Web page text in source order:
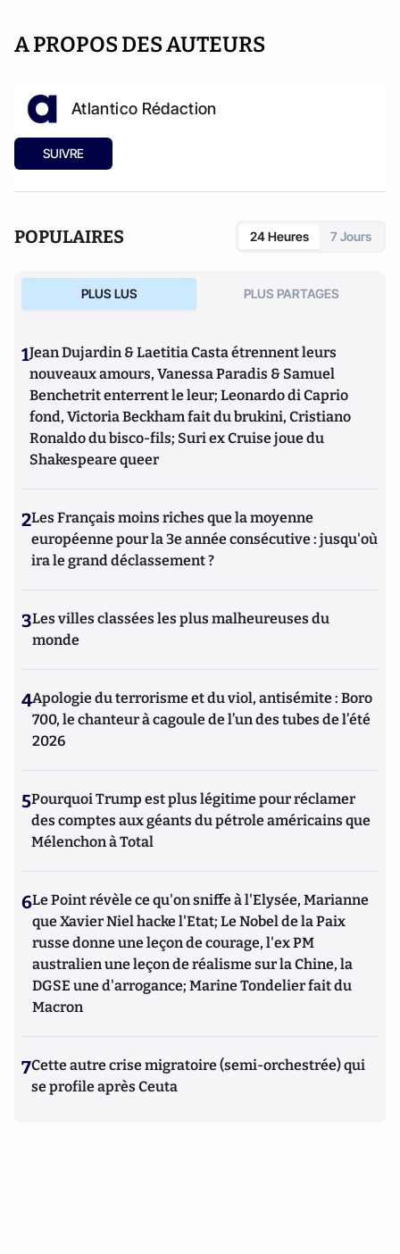
A PROPOS DES AUTEURS
Atlantico Rédaction
SUIVRE
POPULAIRES 24 Heures 7 Jours
PLUS LUS PLUS PARTAGES
1Jean Dujardin & Laetitia Casta étrennent leurs
nouveaux amours, Vanessa Paradis & Samuel
Benchetrit enterrent le leur; Leonardo di Caprio
fond, Victoria Beckham fait du brukini, Cristiano
Ronaldo du bisco-fils; Suri ex Cruise joue du
Shakespeare queer
2Les Français moins riches que la moyenne
européenne pour la 3e année consécutive : jusqu'où
ira le grand déclassement ?
3Les villes classées les plus malheureuses du
monde
4Apologie du terrorisme et du viol, antisémite : Boro
700, le chanteur à cagoule de l’un des tubes de l’été
2026
5Pourquoi Trump est plus légitime pour réclamer
des comptes aux géants du pétrole américains que
Mélenchon à Total
6Le Point révèle ce qu'on sniffe à l'Elysée, Marianne
que Xavier Niel hacke l'Etat; Le Nobel de la Paix
russe donne une leçon de courage, l'ex PM
australien une leçon de réalisme sur la Chine, la
DGSE une d'arrogance; Marine Tondelier fait du
Macron
7Cette autre crise migratoire (semi-orchestrée) qui
se profile après Ceuta